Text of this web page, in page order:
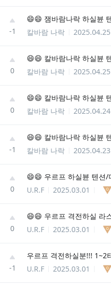
-1
칼바람 나락
2025.04.25
0
칼바람 나락
2025.04.25
0
칼바람 나락
2025.04.24
-1
칼바람 나락
2025.04.23
0
U.R.F
2025.03.01
0
U.R.F
2025.03.01
-1
U.R.F
2025.03.01